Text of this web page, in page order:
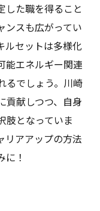
した職を得ること
ンスも広がってい
ルセットは多様化
能エネルギー関連
るでしょう。川崎
貢献しつつ、自身
肢となっていま
リアアップの方法
！